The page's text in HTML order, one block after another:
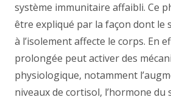
système immunitaire affaibli. Ce
être expliqué par la façon dont le
à l’isolement affecte le corps. En
prolongée peut activer des
physiologique, notamment
niveaux de cortisol, l’hormone du